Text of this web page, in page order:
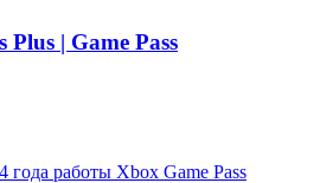
Plus | Game Pass
года работы Xbox Game Pass